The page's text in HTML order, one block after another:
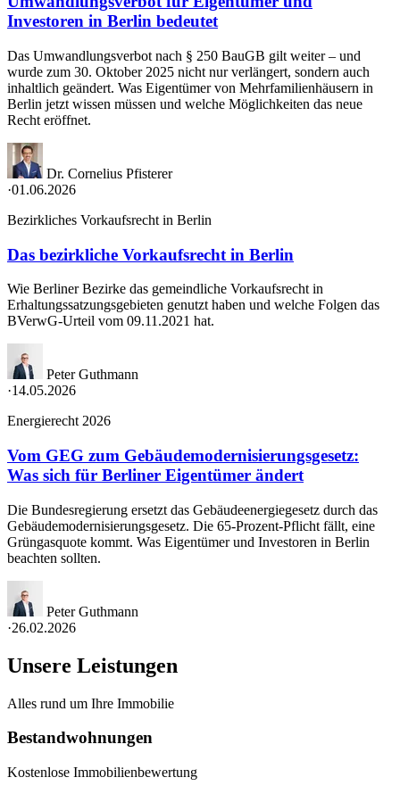
Investoren in Berlin bedeutet
Das Umwandlungsverbot nach § 250 BauGB gilt weiter – und
wurde zum 30. Oktober 2025 nicht nur verlängert, sondern auch
inhaltlich geändert. Was Eigentümer von Mehrfamilienhäusern in
Berlin jetzt wissen müssen und welche Möglichkeiten das neue
Recht eröffnet.
Dr. Cornelius Pfisterer
·01.06.2026
Bezirkliches Vorkaufsrecht in Berlin
Das bezirkliche Vorkaufsrecht in Berlin
Wie Berliner Bezirke das gemeindliche Vorkaufsrecht in
Erhaltungssatzungsgebieten genutzt haben und welche Folgen das
BVerwG-Urteil vom 09.11.2021 hat.
Peter Guthmann
·14.05.2026
Energierecht 2026
Vom GEG zum Gebäudemodernisierungsgesetz:
Was sich für Berliner Eigentümer ändert
Die Bundesregierung ersetzt das Gebäudeenergiegesetz durch das
Gebäudemodernisierungsgesetz. Die 65-Prozent-Pflicht fällt, eine
Grüngasquote kommt. Was Eigentümer und Investoren in Berlin
beachten sollten.
Peter Guthmann
·26.02.2026
Unsere Leistungen
Alles rund um Ihre Immobilie
Bestandwohnungen
Kostenlose Immobilienbewertung